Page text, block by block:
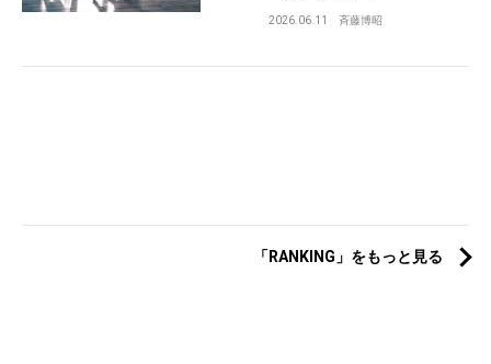
2026.06.11 斉藤博昭
「RANKING」をもっと見る